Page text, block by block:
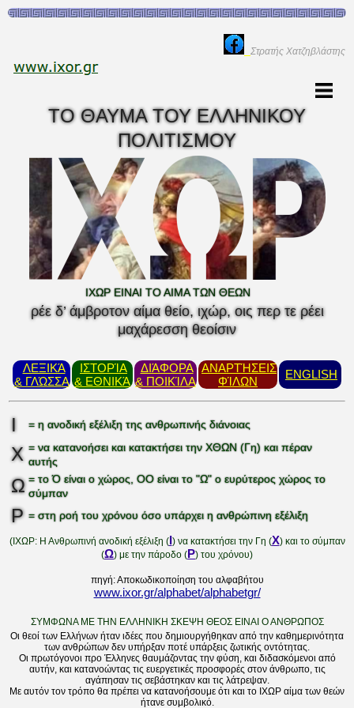
Στρατής Χατζηβλάστης
ΤΟ ΘΑΥΜΑ ΤΟΥ ΕΛΛΗΝΙΚΟΥ
ΠΟΛΙΤΙΣΜΟΥ
ΙΧΩΡ ΕΙΝΑΙ ΤΟ ΑΙΜΑ ΤΩΝ ΘΕΩΝ
ρέε δ’ άμβροτον αίμα θείο, ιχώρ, οις περ τε ρέει
μαχάρεσση θεοίσιν
ΛΕΞΙΚΆ
& ΓΛΏΣΣΑ
ΙΣΤΟΡΊΑ
& ΕΘΝΙΚΆ
ΔΙΆΦΟΡΑ
& ΠΟΙΚΊΛΑ
ΑΝΑΡΤΉΣΕΙΣ
ΦΊΛΩΝ
ENGLISH
Ι = η ανοδική εξέλιξη της ανθρωπινής διάνοιας
Χ = να κατανοήσει και κατακτήσει την ΧΘΩΝ (Γη) και πέραν
αυτής
Ω = το Ό είναι ο χώρος, OO είναι το "Ω" ο ευρύτερος χώρος το
σύμπαν
Ρ = στη ροή του χρόνου όσο υπάρχει η ανθρώπινη εξέλιξη
(ΙΧΩΡ: Η Ανθρωπινή ανοδική εξέλιξη (Ι) να κατακτήσει την Γη (Χ) και το σύμπαν
(Ω) με την πάροδο (Ρ) του χρόνου)
πηγή: Αποκωδικοποίηση του αλφαβήτου
www.ixor.gr/alphabet/alphabetgr/
ΣΥΜΦΩΝΑ ΜΕ ΤΗΝ ΕΛΛΗΝΙΚΗ ΣΚΕΨΗ ΘΕΟΣ ΕΙΝΑΙ Ο ΑΝΘΡΩΠΟΣ
Οι θεοί των Ελλήνων ήταν ιδέες που δημιουργήθηκαν από την καθημερινότητα
των ανθρώπων δεν υπήρξαν ποτέ υπάρξεις ζωτικής οντότητας.
Οι πρωτόγονοι προ Έλληνες θαυμάζοντας την φύση, και διδασκόμενοι από
αυτήν, και κατανοώντας τις ευεργετικές προσφορές στον άνθρωπο, τις
αγάπησαν τις σεβάστηκαν και τις λάτρεψαν.
Με αυτόν τον τρόπο θα πρέπει να κατανοήσουμε ότι και το ΙΧΩΡ αίμα των θεών
ήτανε συμβολικό.